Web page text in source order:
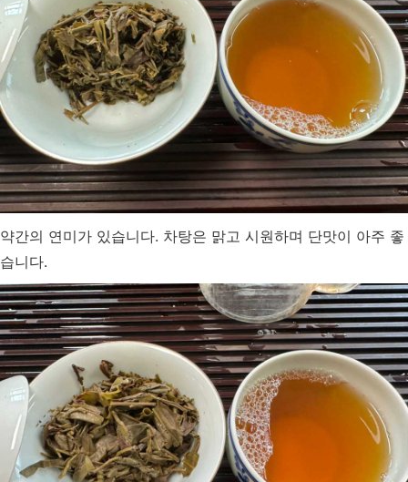
약간의 연미가 있습니다. 차탕은 맑고 시원하며 단맛이 아주 좋
습니다.